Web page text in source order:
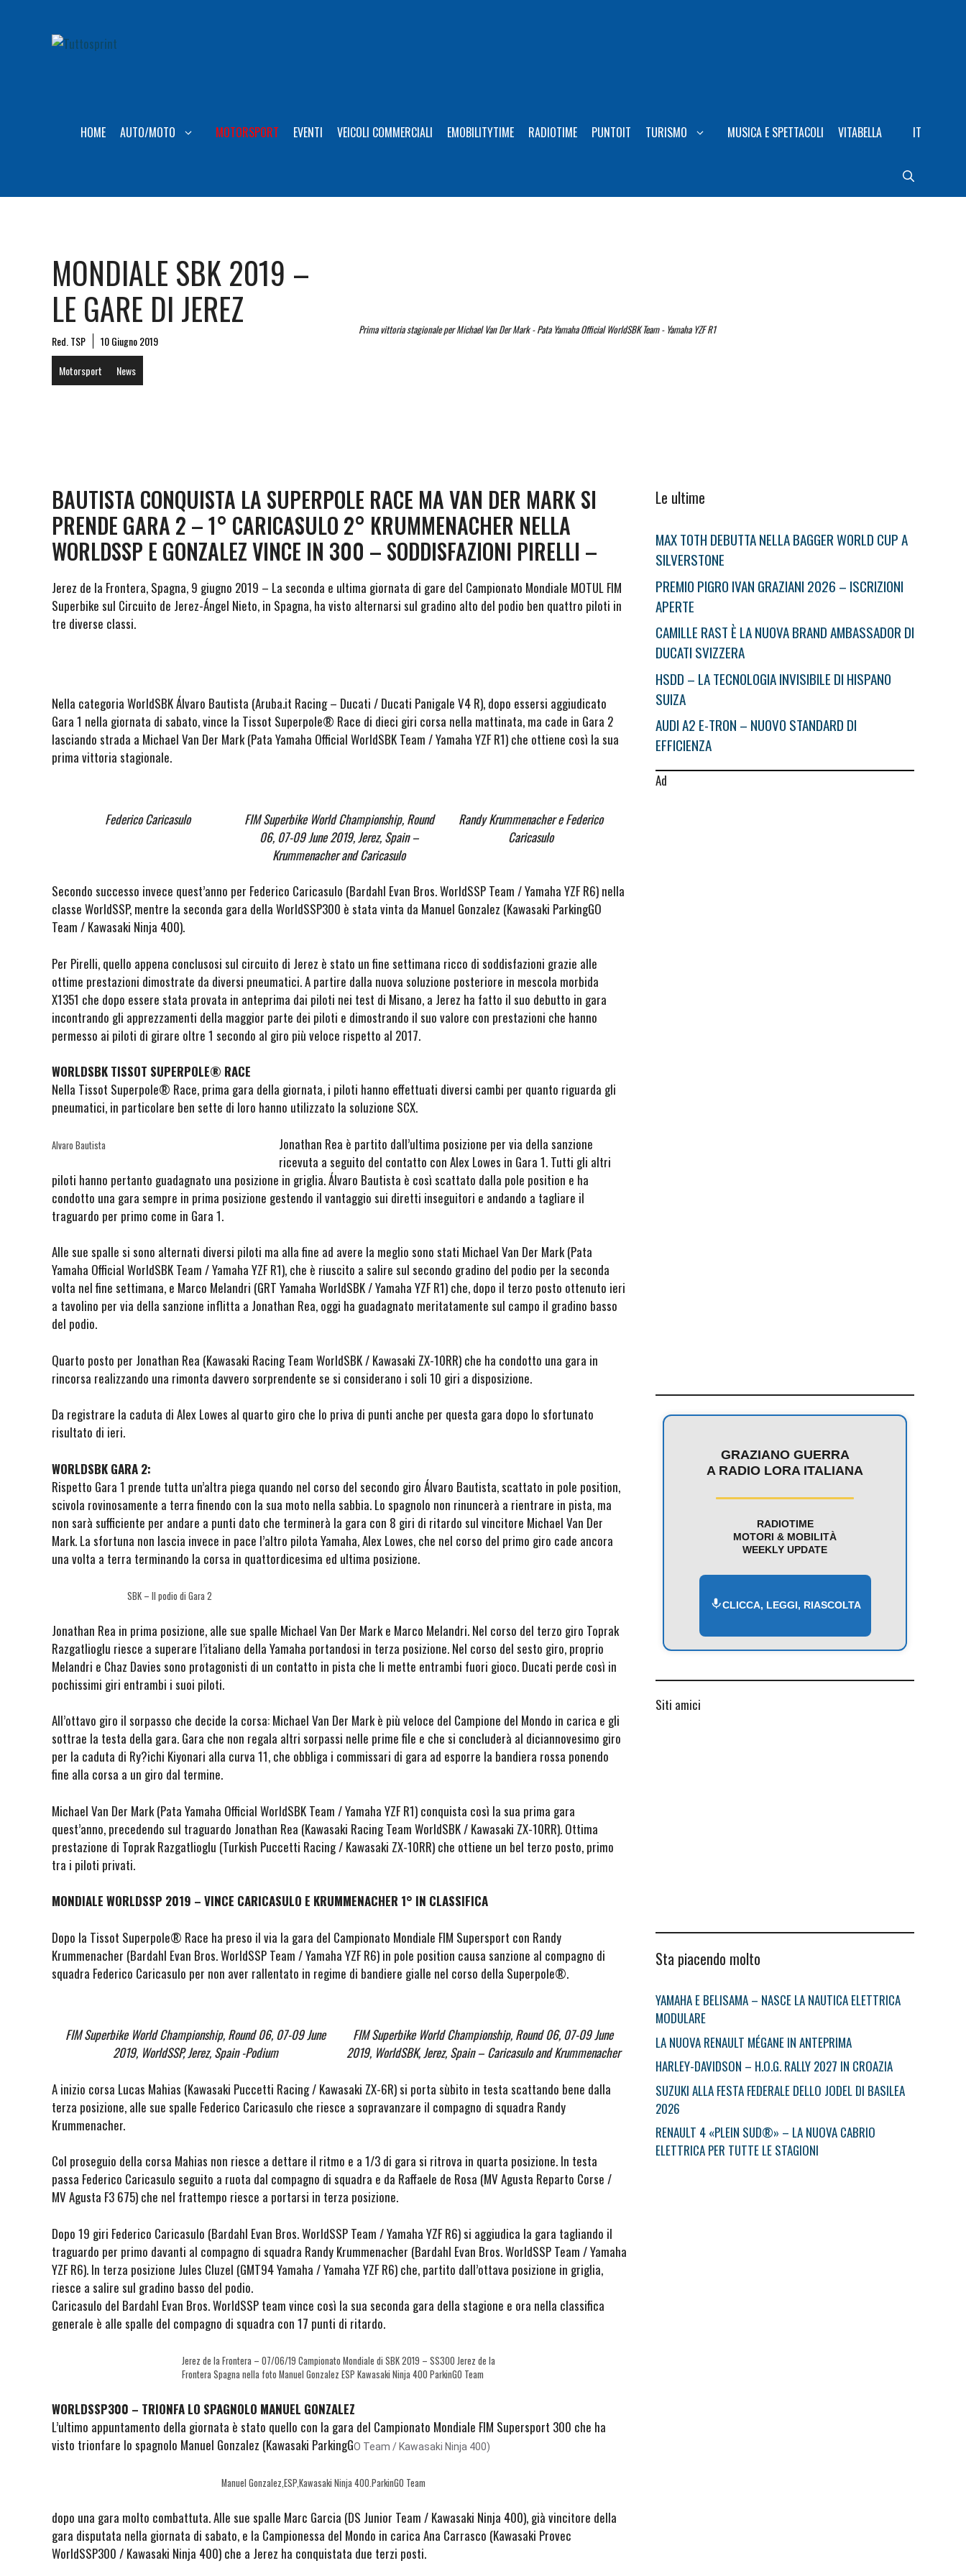
HOME AUTO/MOTO MOTORSPORT EVENTI VEICOLI COMMERCIALI EMOBILITYTIME RADIOTIME PUNTOIT TURISMO MUSICA E SPETTACOLI VITABELLA IT
MONDIALE SBK 2019 –
LE GARE DI JEREZ
Red. TSP
10 Giugno 2019
Motorsport
News
Prima vittoria stagionale per Michael Van Der Mark - Pata Yamaha Official WorldSBK Team - Yamaha YZF R1
BAUTISTA CONQUISTA LA SUPERPOLE RACE MA VAN DER MARK SI
PRENDE GARA 2 – 1° CARICASULO 2° KRUMMENACHER NELLA
WORLDSSP E GONZALEZ VINCE IN 300 – SODDISFAZIONI PIRELLI –
Jerez de la Frontera, Spagna, 9 giugno 2019 – La seconda e ultima giornata di gare del Campionato Mondiale MOTUL FIM
Superbike sul Circuito de Jerez-Ángel Nieto, in Spagna, ha visto alternarsi sul gradino alto del podio ben quattro piloti in
tre diverse classi.
Nella categoria WorldSBK Álvaro Bautista (Aruba.it Racing – Ducati / Ducati Panigale V4 R), dopo essersi aggiudicato
Gara 1 nella giornata di sabato, vince la Tissot Superpole® Race di dieci giri corsa nella mattinata, ma cade in Gara 2
lasciando strada a Michael Van Der Mark (Pata Yamaha Official WorldSBK Team / Yamaha YZF R1) che ottiene così la sua
prima vittoria stagionale.
Federico Caricasulo
FIM Superbike World Championship, Round
06, 07-09 June 2019, Jerez, Spain –
Krummenacher and Caricasulo
Randy Krummenacher e Federico
Caricasulo
Secondo successo invece quest’anno per Federico Caricasulo (Bardahl Evan Bros. WorldSSP Team / Yamaha YZF R6) nella
classe WorldSSP, mentre la seconda gara della WorldSSP300 è stata vinta da Manuel Gonzalez (Kawasaki ParkingGO
Team / Kawasaki Ninja 400).
Per Pirelli, quello appena conclusosi sul circuito di Jerez è stato un fine settimana ricco di soddisfazioni grazie alle
ottime prestazioni dimostrate da diversi pneumatici. A partire dalla nuova soluzione posteriore in mescola morbida
X1351 che dopo essere stata provata in anteprima dai piloti nei test di Misano, a Jerez ha fatto il suo debutto in gara
incontrando gli apprezzamenti della maggior parte dei piloti e dimostrando il suo valore con prestazioni che hanno
permesso ai piloti di girare oltre 1 secondo al giro più veloce rispetto al 2017.
WORLDSBK TISSOT SUPERPOLE® RACE
Nella Tissot Superpole® Race, prima gara della giornata, i piloti hanno effettuati diversi cambi per quanto riguarda gli
pneumatici, in particolare ben sette di loro hanno utilizzato la soluzione SCX.
Alvaro Bautista
Jonathan Rea è partito dall’ultima posizione per via della sanzione
ricevuta a seguito del contatto con Alex Lowes in Gara 1. Tutti gli altri
piloti hanno pertanto guadagnato una posizione in griglia. Álvaro Bautista è così scattato dalla pole position e ha
condotto una gara sempre in prima posizione gestendo il vantaggio sui diretti inseguitori e andando a tagliare il
traguardo per primo come in Gara 1.
Alle sue spalle si sono alternati diversi piloti ma alla fine ad avere la meglio sono stati Michael Van Der Mark (Pata
Yamaha Official WorldSBK Team / Yamaha YZF R1), che è riuscito a salire sul secondo gradino del podio per la seconda
volta nel fine settimana, e Marco Melandri (GRT Yamaha WorldSBK / Yamaha YZF R1) che, dopo il terzo posto ottenuto ieri
a tavolino per via della sanzione inflitta a Jonathan Rea, oggi ha guadagnato meritatamente sul campo il gradino basso
del podio.
Quarto posto per Jonathan Rea (Kawasaki Racing Team WorldSBK / Kawasaki ZX-10RR) che ha condotto una gara in
rincorsa realizzando una rimonta davvero sorprendente se si considerano i soli 10 giri a disposizione.
Da registrare la caduta di Alex Lowes al quarto giro che lo priva di punti anche per questa gara dopo lo sfortunato
risultato di ieri.
WORLDSBK GARA 2:
Rispetto Gara 1 prende tutta un’altra piega quando nel corso del secondo giro Álvaro Bautista, scattato in pole position,
scivola rovinosamente a terra finendo con la sua moto nella sabbia. Lo spagnolo non rinuncerà a rientrare in pista, ma
non sarà sufficiente per andare a punti dato che terminerà la gara con 8 giri di ritardo sul vincitore Michael Van Der
Mark. La sfortuna non lascia invece in pace l’altro pilota Yamaha, Alex Lowes, che nel corso del primo giro cade ancora
una volta a terra terminando la corsa in quattordicesima ed ultima posizione.
SBK – Il podio di Gara 2
Jonathan Rea in prima posizione, alle sue spalle Michael Van Der Mark e Marco Melandri. Nel corso del terzo giro Toprak
Razgatlioglu riesce a superare l’italiano della Yamaha portandosi in terza posizione. Nel corso del sesto giro, proprio
Melandri e Chaz Davies sono protagonisti di un contatto in pista che li mette entrambi fuori gioco. Ducati perde così in
pochissimi giri entrambi i suoi piloti.
All’ottavo giro il sorpasso che decide la corsa: Michael Van Der Mark è più veloce del Campione del Mondo in carica e gli
sottrae la testa della gara. Gara che non regala altri sorpassi nelle prime file e che si concluderà al diciannovesimo giro
per la caduta di Ry?ichi Kiyonari alla curva 11, che obbliga i commissari di gara ad esporre la bandiera rossa ponendo
fine alla corsa a un giro dal termine.
Michael Van Der Mark (Pata Yamaha Official WorldSBK Team / Yamaha YZF R1) conquista così la sua prima gara
quest’anno, precedendo sul traguardo Jonathan Rea (Kawasaki Racing Team WorldSBK / Kawasaki ZX-10RR). Ottima
prestazione di Toprak Razgatlioglu (Turkish Puccetti Racing / Kawasaki ZX-10RR) che ottiene un bel terzo posto, primo
tra i piloti privati.
MONDIALE WORLDSSP 2019 – VINCE CARICASULO E KRUMMENACHER 1° IN CLASSIFICA
Dopo la Tissot Superpole® Race ha preso il via la gara del Campionato Mondiale FIM Supersport con Randy
Krummenacher (Bardahl Evan Bros. WorldSSP Team / Yamaha YZF R6) in pole position causa sanzione al compagno di
squadra Federico Caricasulo per non aver rallentato in regime di bandiere gialle nel corso della Superpole®.
FIM Superbike World Championship, Round 06, 07-09 June
2019, WorldSSP, Jerez, Spain -Podium
FIM Superbike World Championship, Round 06, 07-09 June
2019, WorldSBK, Jerez, Spain – Caricasulo and Krummenacher
A inizio corsa Lucas Mahias (Kawasaki Puccetti Racing / Kawasaki ZX-6R) si porta sùbito in testa scattando bene dalla
terza posizione, alle sue spalle Federico Caricasulo che riesce a sopravanzare il compagno di squadra Randy
Krummenacher.
Col proseguio della corsa Mahias non riesce a dettare il ritmo e a 1/3 di gara si ritrova in quarta posizione. In testa
passa Federico Caricasulo seguito a ruota dal compagno di squadra e da Raffaele de Rosa (MV Agusta Reparto Corse /
MV Agusta F3 675) che nel frattempo riesce a portarsi in terza posizione.
Dopo 19 giri Federico Caricasulo (Bardahl Evan Bros. WorldSSP Team / Yamaha YZF R6) si aggiudica la gara tagliando il
traguardo per primo davanti al compagno di squadra Randy Krummenacher (Bardahl Evan Bros. WorldSSP Team / Yamaha
YZF R6). In terza posizione Jules Cluzel (GMT94 Yamaha / Yamaha YZF R6) che, partito dall’ottava posizione in griglia,
riesce a salire sul gradino basso del podio.
Caricasulo del Bardahl Evan Bros. WorldSSP team vince così la sua seconda gara della stagione e ora nella classifica
generale è alle spalle del compagno di squadra con 17 punti di ritardo.
Jerez de la Frontera – 07/06/19 Campionato Mondiale di SBK 2019 – SS300 Jerez de la
Frontera Spagna nella foto Manuel Gonzalez ESP Kawasaki Ninja 400 ParkinGO Team
WORLDSSP300 – TRIONFA LO SPAGNOLO MANUEL GONZALEZ
L’ultimo appuntamento della giornata è stato quello con la gara del Campionato Mondiale FIM Supersport 300 che ha
visto trionfare lo spagnolo Manuel Gonzalez (Kawasaki ParkingGO Team / Kawasaki Ninja 400)
Manuel Gonzalez,ESP,Kawasaki Ninja 400.ParkinGO Team
dopo una gara molto combattuta. Alle sue spalle Marc Garcia (DS Junior Team / Kawasaki Ninja 400), già vincitore della
gara disputata nella giornata di sabato, e la Campionessa del Mondo in carica Ana Carrasco (Kawasaki Provec
WorldSSP300 / Kawasaki Ninja 400) che a Jerez ha conquistata due terzi posti.
Le ultime
MAX TOTH DEBUTTA NELLA BAGGER WORLD CUP A
SILVERSTONE
PREMIO PIGRO IVAN GRAZIANI 2026 – ISCRIZIONI
APERTE
CAMILLE RAST È LA NUOVA BRAND AMBASSADOR DI
DUCATI SVIZZERA
HSDD – LA TECNOLOGIA INVISIBILE DI HISPANO
SUIZA
AUDI A2 E-TRON – NUOVO STANDARD DI
EFFICIENZA
Ad
GRAZIANO GUERRA
A RADIO LORA ITALIANA
RADIOTIME
MOTORI & MOBILITÀ
WEEKLY UPDATE
CLICCA, LEGGI, RIASCOLTA
Siti amici
Sta piacendo molto
YAMAHA E BELISAMA – NASCE LA NAUTICA ELETTRICA
MODULARE
LA NUOVA RENAULT MÉGANE IN ANTEPRIMA
HARLEY-DAVIDSON – H.O.G. RALLY 2027 IN CROAZIA
SUZUKI ALLA FESTA FEDERALE DELLO JODEL DI BASILEA
2026
RENAULT 4 «PLEIN SUD®» – LA NUOVA CABRIO
ELETTRICA PER TUTTE LE STAGIONI